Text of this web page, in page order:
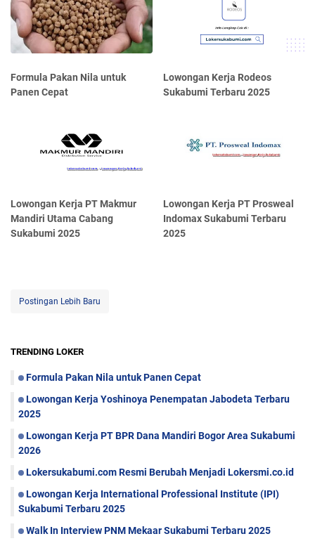
Formula Pakan Nila untuk
Panen Cepat
Lowongan Kerja Rodeos
Sukabumi Terbaru 2025
Lowongan Kerja PT Makmur
Mandiri Utama Cabang
Sukabumi 2025
Lowongan Kerja PT Prosweal
Indomax Sukabumi Terbaru
2025
Postingan Lebih Baru
TRENDING LOKER
Formula Pakan Nila untuk Panen Cepat
Lowongan Kerja Yoshinoya Penempatan Jabodeta Terbaru
2025
Lowongan Kerja PT BPR Dana Mandiri Bogor Area Sukabumi
2026
Lokersukabumi.com Resmi Berubah Menjadi Lokersmi.co.id
Lowongan Kerja International Professional Institute (IPI)
Sukabumi Terbaru 2025
Walk In Interview PNM Mekaar Sukabumi Terbaru 2025